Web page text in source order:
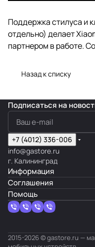
Поддержка стилуса и
отдельно) делает
партнером в работе.
Назад к списку
Подписаться на
+7 (4012) 336-006
info@gastore.ru
г. Калининград
Информация
Соглашения
Помощь
2015-2026 © gastore.ru —